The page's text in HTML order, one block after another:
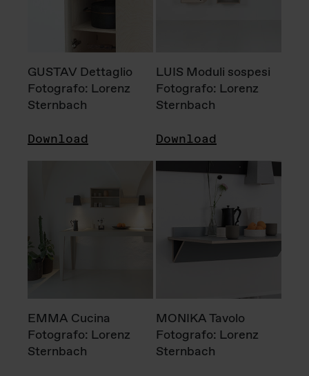
GUSTAV Dettaglio
Fotografo: Lorenz
Sternbach
Download
LUIS Moduli sospesi
Fotografo: Lorenz
Sternbach
Download
EMMA Cucina
Fotografo: Lorenz
Sternbach
MONIKA Tavolo
Fotografo: Lorenz
Sternbach